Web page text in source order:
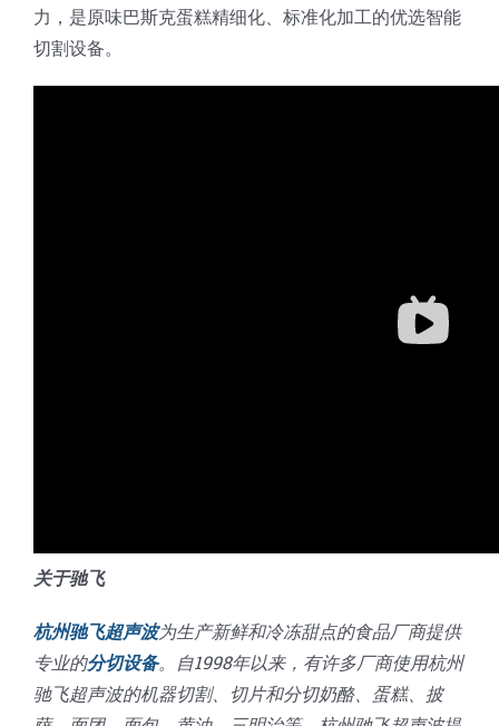
力，是原味巴斯克蛋糕精细化、标准化加工的优选智能
切割设备。
关于驰飞
杭州驰飞超声波为生产新鲜和冷冻甜点的食品厂商提供
专业的分切设备。自1998年以来，有许多厂商使用杭州
驰飞超声波的机器切割、切片和分切奶酪、蛋糕、披